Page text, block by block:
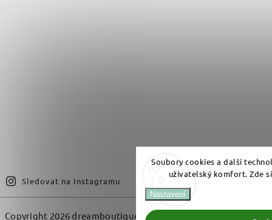
Soubory cookies a další
uživatelský komfort. Zde
Nastavení
Sledovat na Instagramu
Copyright 2026 dreamboutique.cz. Všechna práva vyhrazena.